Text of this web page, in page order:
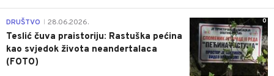
0
DRUŠTVO 28.06.2026.
Teslić čuva praistoriju: Rastuška pećina
kao svjedok života neandertalaca
(FOTO)